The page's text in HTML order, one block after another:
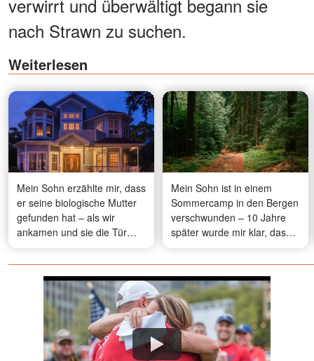
verwirrt und überwältigt begann sie
nach Strawn zu suchen.
Weiterlesen
Mein Sohn erzählte mir, dass
er seine biologische Mutter
gefunden hat – als wir
ankamen und sie die Tür
öffnete, fiel ich fast in
Ohnmacht
Mein Sohn ist in einem
Sommercamp in den Bergen
verschwunden – 10 Jahre
später wurde mir klar, dass
ich den wichtigsten Hinweis
übersehen hatte
Watch